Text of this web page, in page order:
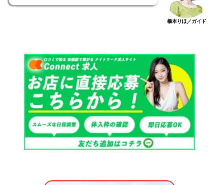
橋本りほ／ガイド